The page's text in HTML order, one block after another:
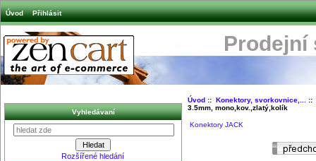
Úvod Přihlásit
Prodejní
Vyhledávaní
Rozšířené hledání
Úvod:: Konektory, svorkovnice,...
::
3.5mm, mono,kov.,zlatý,kolík
Konektory JACK